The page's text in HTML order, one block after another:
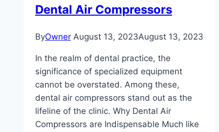
Dental Air Compressors
ByOwner August 13, 2023August 13, 2023
In the realm of dental practice, the
significance of specialized equipment
cannot be overstated. Among these,
dental air compressors stand out as the
lifeline of the clinic. Why Dental Air
Compressors are Indispensable Much like